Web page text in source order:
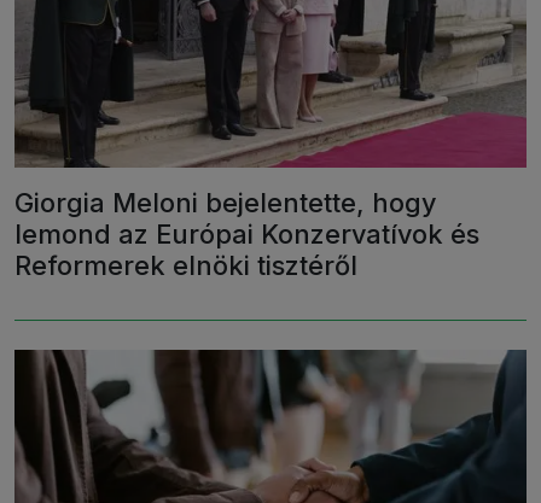
Giorgia Meloni bejelentette, hogy
lemond az Európai Konzervatívok és
Reformerek elnöki tisztéről